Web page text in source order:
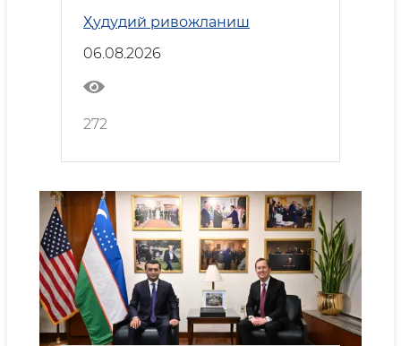
туширилади
Ҳудудий ривожланиш
06.08.2026
272